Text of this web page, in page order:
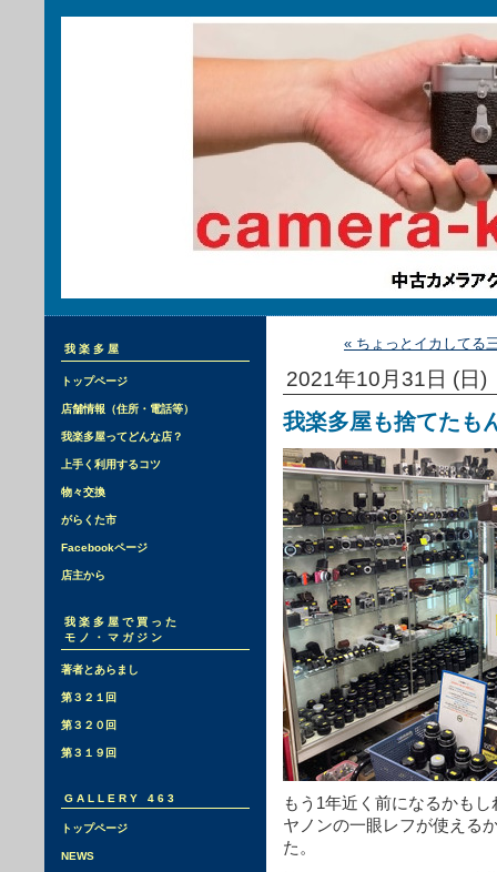
我楽多屋
トップページ
店舗情報（住所・電話等）
我楽多屋ってどんな店？
上手く利用するコツ
物々交換
がらくた市
Facebookページ
店主から
我楽多屋で買った
モノ・マガジン
著者とあらまし
第３２１回
第３２０回
第３１９回
GALLERY 463
トップページ
NEWS
« ちょっとイカしてる
2021年10月31日 (日)
我楽多屋も捨てたも
もう1年近く前になるかも
ヤノンの一眼レフが使える
た。